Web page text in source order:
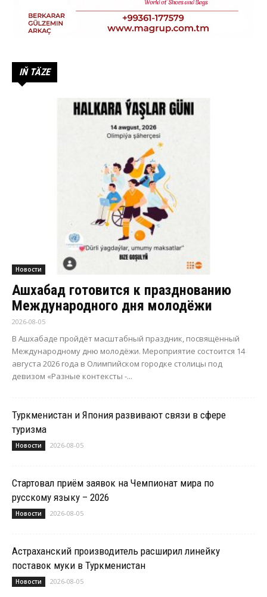
IŇ TÄZE
Новости
Ашхабад готовится к празднованию
Международного дня молодёжи
2026-08-05
В Ашхабаде пройдёт масштабный праздник, посвящённый
Международному дню молодёжи. Мероприятие состоится 14
августа 2026 года в Олимпийском городке столицы под
девизом «Разные контексты -...
Туркменистан и Япония развивают связи в сфере
туризма
Новости 2026-08-05
Стартовал приём заявок на Чемпионат мира по
русскому языку – 2026
Новости 2026-08-05
Астраханский производитель расширил линейку
поставок муки в Туркменистан
Новости 2026-08-05